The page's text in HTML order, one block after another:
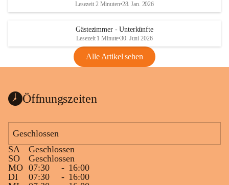
Lesezeit 2 Minuten•28. Jan. 2026
Gästezimmer - Unterkünfte
Lesezeit 1 Minute•30. Juni 2026
Alle Artikel sehen
Öffnungszeiten
Geschlossen
SA
Geschlossen
SO
Geschlossen
MO 07:30 - 16:00
DI
07:30 - 16:00